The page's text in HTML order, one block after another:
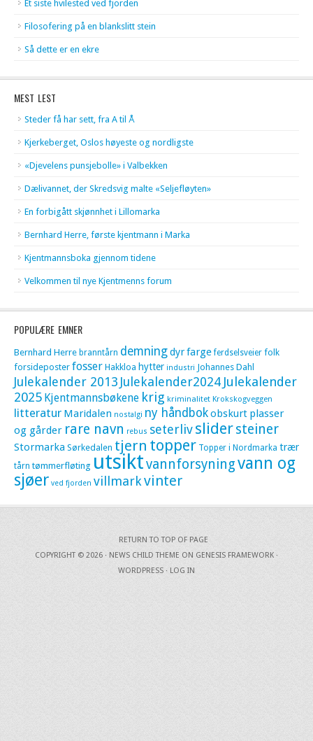
Et siste hvilested ved fjorden
Filosofering på en blankslitt stein
Så dette er en ekre
MEST LEST
Steder få har sett, fra A til Å
Kjerkeberget, Oslos høyeste og nordligste
«Djevelens punsjebolle» i Valbekken
Dælivannet, der Skredsvig malte «Seljefløyten»
En forbigått skjønnhet i Lillomarka
Bernhard Herre, første kjentmann i Marka
Kjentmannsboka gjennom tidene
Velkommen til nye Kjentmenns forum
POPULÆRE EMNER
Bernhard Herre branntårn demningdyrfarge ferdselsveier folk
forsideposter fosser Hakkloa hytter industri Johannes Dahl
Julekalender 2013 Julekalender2024 Julekalender
2025 Kjentmannsbøkene krig kriminalitet Krokskogveggen
litteratur Maridalen nostalgi ny håndbokobskurt plasser
og gårder rare navn rebus seterlivslidersteiner
Stormarka Sørkedalen tjern topper Topper i Nordmarka trær
tårn tømmerfløting utsiktvannforsyningvann og
sjøer ved fjorden villmarkvinter
RETURN TO TOP OF PAGE
COPYRIGHT © 2026 · NEWS CHILD THEME ON GENESIS FRAMEWORK ·
WORDPRESS · LOG IN